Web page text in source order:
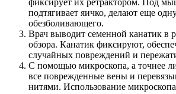
подтягивает яичко, делают еще
обезболивающего.
Врач выводит семенной канатик в
обзора. Канатик фиксируют,
случайных повреждений и
С помощью микроскопа, а точнее
все поврежденные вены и
нитями. Использование